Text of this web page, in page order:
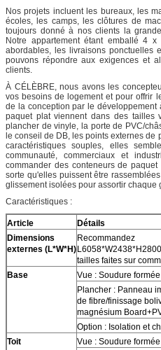
Nos projets incluent les bureaux, les
écoles, les camps, les clôtures de
toujours donné à nos clients la
Notre appartement étant emballé 4
abordables, les livraisons ponctuelles
pouvons répondre aux exigences et
clients.
À CÉLÈBRE, nous avons les
vos besoins de logement et pour offrir
de la conception par le développement
paquet plat viennent dans des tailles
plancher de vinyle, la porte de PVC/
le conseil de DB, les points externes de
caractéristiques souples, elles
communauté, commerciaux et
commander des conteneurs de
sorte qu'elles puissent être
glissement isolées pour assortir
Caractéristiques :
Article
Détails
Dimensions
externes (L*W*H)
Recommandez
tailles faites sur
Base
Vue : Soudure
Plancher : Panneau
de fibre/finissage
magnésium
Option : Isolation et
Toit
Vue : Soudure